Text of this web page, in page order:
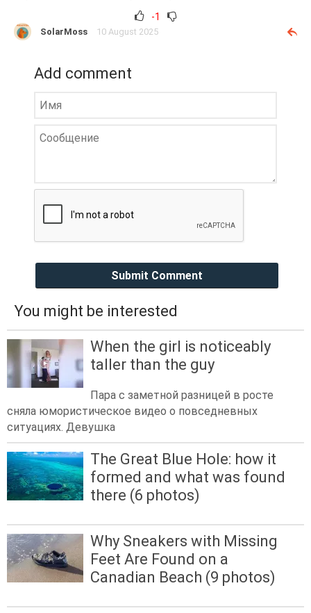
-1
SolarMoss 10 August 2025
Add comment
Submit Comment
You might be interested
When the girl is noticeably
taller than the guy
Пара с заметной разницей в росте
сняла юмористическое видео о повседневных
ситуациях. Девушка
The Great Blue Hole: how it
formed and what was found
there (6 photos)
Why Sneakers with Missing
Feet Are Found on a
Canadian Beach (9 photos)